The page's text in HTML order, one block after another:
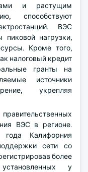
и растущим
способствуют
ВЭС
пиковой нагрузки,
Кроме того,
налоговый кредит
гранты на
источники
укрепляя
ВЭС в регионе.
Калифорния
сети со
более
у